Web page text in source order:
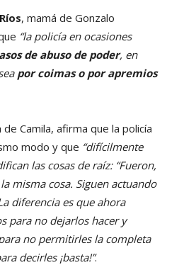
, mamá de Gonzalo
“la policía en ocasiones
de abuso de poder, en
por coimas o por apremios
Camila, afirma que la policía
modo y que “difícilmente
las cosas de raíz: “Fueron,
misma cosa. Siguen actuando
diferencia es que ahora
para no dejarlos hacer y
no permitirles la completa
decirles ¡basta!”.